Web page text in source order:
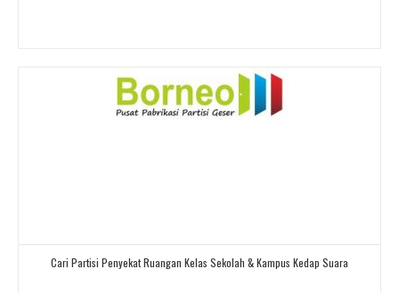
Cari Partisi Penyekat Ruangan Kelas Sekolah & Kampus Kedap Suara